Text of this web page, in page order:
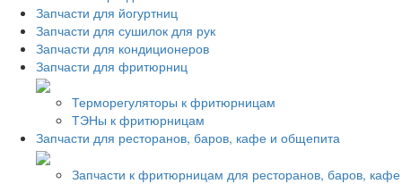
Запчасти для йогуртниц
Запчасти для сушилок для рук
Запчасти для кондиционеров
Запчасти для фритюрниц
Терморегуляторы к фритюрницам
ТЭНы к фритюрницам
Запчасти для ресторанов, баров, кафе и общепита
Запчасти к фритюрницам для ресторанов, баров, кафе